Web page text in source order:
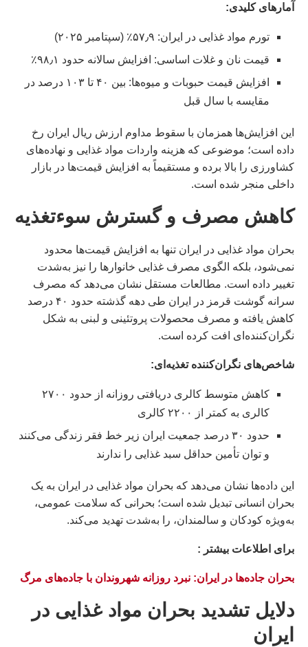
آمارهای کلیدی:
تورم مواد غذایی در ایران: ۵۷٫۹٪ (سپتامبر ۲۰۲۵)
قیمت نان و غلات اساسی: افزایش سالانه حدود ۹۸٫۱٪
افزایش قیمت حبوبات و میوه‌ها: بین ۴۰ تا ۱۰۳ درصد در
مقایسه با سال قبل
این افزایش‌ها همزمان با سقوط مداوم ارزش ریال ایران رخ
داده است؛ موضوعی که هزینه واردات مواد غذایی و نهاده‌های
کشاورزی را بالا برده و مستقیماً به افزایش قیمت‌ها در بازار
داخلی منجر شده است.
کاهش مصرف و گسترش سوءتغذیه
بحران مواد غذایی در ایران تنها به افزایش قیمت‌ها محدود
نمی‌شود، بلکه الگوی مصرف غذایی خانوارها را نیز به‌شدت
تغییر داده است. مطالعات مستقل نشان می‌دهد که مصرف
سرانه گوشت قرمز در ایران طی دهه گذشته حدود ۴۰ درصد
کاهش یافته و مصرف محصولات پروتئینی و لبنی به شکل
نگران‌کننده‌ای افت کرده است.
شاخص‌های نگران‌کننده تغذیه‌ای:
کاهش متوسط کالری دریافتی روزانه از حدود ۲۷۰۰
کالری به کمتر از ۲۲۰۰ کالری
حدود ۳۰ درصد جمعیت ایران زیر خط فقر زندگی می‌کنند
و توان تأمین حداقل سبد غذایی را ندارند
این داده‌ها نشان می‌دهد که بحران مواد غذایی در ایران به یک
بحران انسانی تبدیل شده است؛ بحرانی که سلامت عمومی،
به‌ویژه کودکان و سالمندان، را به‌شدت تهدید می‌کند.
براى اطلاعات بيشتر :
بحران جاده‌ها در ایران: نبرد روزانه شهروندان با جاده‌های مرگ
دلایل تشدید بحران مواد غذایی در
ایران